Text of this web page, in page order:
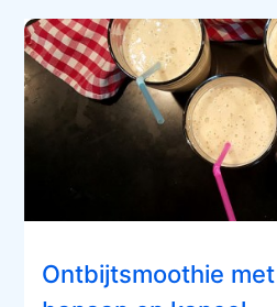
Ontbijtsmoothie